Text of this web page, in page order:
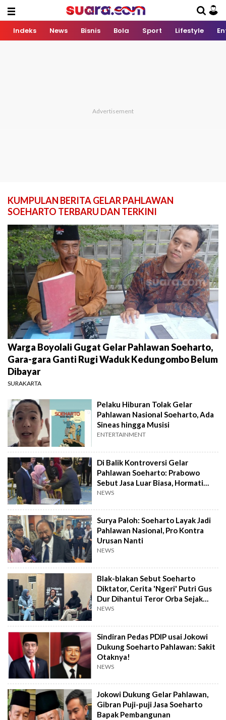
Indeks News Bisnis Bola Sport Lifestyle
KUMPULAN BERITA GELAR PAHLAWAN
SOEHARTO TERBARU DAN TERKINI
Warga Boyolali Gugat Gelar Pahlawan Soeharto,
Gara-gara Ganti Rugi Waduk Kedungombo Belum
Dibayar
SURAKARTA
Pelaku Hiburan Tolak Gelar
Pahlawan Nasional Soeharto, Ada
Sineas hingga Musisi
ENTERTAINMENT
Di Balik Kontroversi Gelar
Pahlawan Soeharto: Prabowo
Sebut Jasa Luar Biasa, Hormati
Pendahulu
NEWS
Surya Paloh: Soeharto Layak Jadi
Pahlawan Nasional, Pro Kontra
Urusan Nanti
NEWS
Blak-blakan Sebut Soeharto
Diktator, Cerita 'Ngeri' Putri Gus
Dur Dihantui Teror Orba Sejak
SMP
NEWS
Sindiran Pedas PDIP usai Jokowi
Dukung Soeharto Pahlawan: Sakit
Otaknya!
NEWS
Jokowi Dukung Gelar Pahlawan,
Gibran Puji-puji Jasa Soeharto
Bapak Pembangunan